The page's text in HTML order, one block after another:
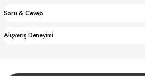
Soru & Cevap
Alışveriş Deneyimi